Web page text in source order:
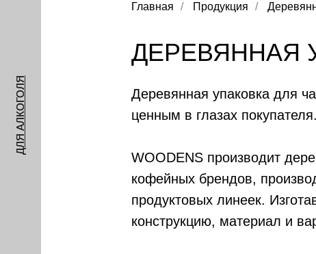
ДЛЯ АЛКОГОЛЯ
Главная / Продукция /
ДЕРЕВЯННАЯ
Деревянная упаковка для
ценным в глазах покупателя.
WOODENS производит
кофейных брендов,
продуктовых линеек.
конструкцию, материал и